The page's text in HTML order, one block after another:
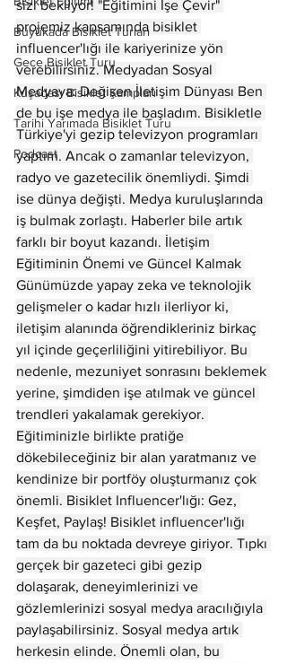
Büyükada Bisiklet Turları
Gece Bisiklet Turu
Kuşadası Bisiklet Kampları
Tarihi Yarımada Bisiklet Turu
Podcast
sizi bekliyor! "Eğitimini İşe Çevir"
projemiz kapsamında bisiklet
influencer'lığı ile kariyerinize yön
verebilirsiniz. Medyadan Sosyal
Medyaya: Değişen İletişim Dünyası Ben
de bu işe medya ile başladım. Bisikletle
Türkiye'yi gezip televizyon programları
yaptım. Ancak o zamanlar televizyon,
radyo ve gazetecilik önemliydi. Şimdi
ise dünya değişti. Medya kuruluşlarında
iş bulmak zorlaştı. Haberler bile artık
farklı bir boyut kazandı. İletişim
Eğitiminin Önemi ve Güncel Kalmak
Günümüzde yapay zeka ve teknolojik
gelişmeler o kadar hızlı ilerliyor ki,
iletişim alanında öğrendikleriniz birkaç
yıl içinde geçerliliğini yitirebiliyor. Bu
nedenle, mezuniyet sonrasını beklemek
yerine, şimdiden işe atılmak ve güncel
trendleri yakalamak gerekiyor.
Eğitiminizle birlikte pratiğe
dökebileceğiniz bir alan yaratmanız ve
kendinize bir portföy oluşturmanız çok
önemli. Bisiklet Influencer'lığı: Gez,
Keşfet, Paylaş! Bisiklet influencer'lığı
tam da bu noktada devreye giriyor. Tıpkı
gerçek bir gazeteci gibi gezip
dolaşarak, deneyimlerinizi ve
gözlemlerinizi sosyal medya aracılığıyla
paylaşabilirsiniz. Sosyal medya artık
herkesin elinde. Önemli olan, bu